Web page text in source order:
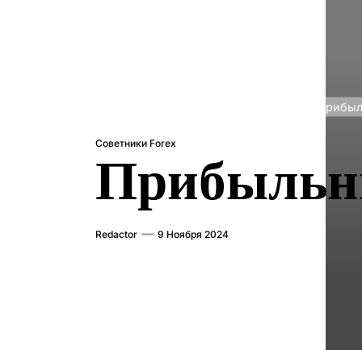
Советники Forex
Redactor 9 Ноября 2024